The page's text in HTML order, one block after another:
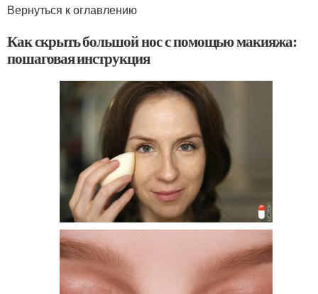
Вернуться к оглавлению
Как скрыть большой нос с помощью макияжа:
пошаговая инструкция